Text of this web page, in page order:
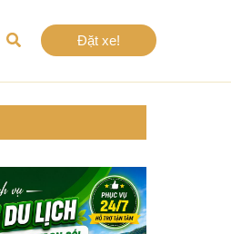
Tìm
Đặt xe!